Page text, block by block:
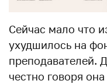
Сейчас мало что
ухудшилось на
преподавателей.
честно говоря